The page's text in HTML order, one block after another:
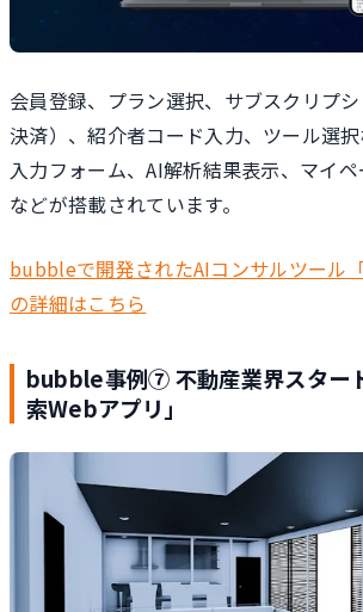
会員登録、プラン選択、サブスクリプ
決済）、紹介者コード入力、ツール選
入力フォーム、AI解析結果表示、マイ
などが搭載されています。
bubbleで開発されたAIコンサルツール
の詳細はこちら
bubble事例⑦ 不動産業界スター
索Webアプリ」